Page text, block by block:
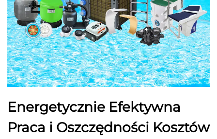
Energetycznie Efektywna
Praca i Oszczędności Kosztów